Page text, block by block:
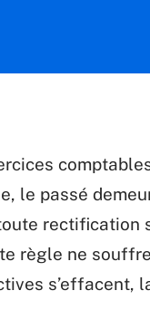
le passé
rectification
règle ne
s’effacent,